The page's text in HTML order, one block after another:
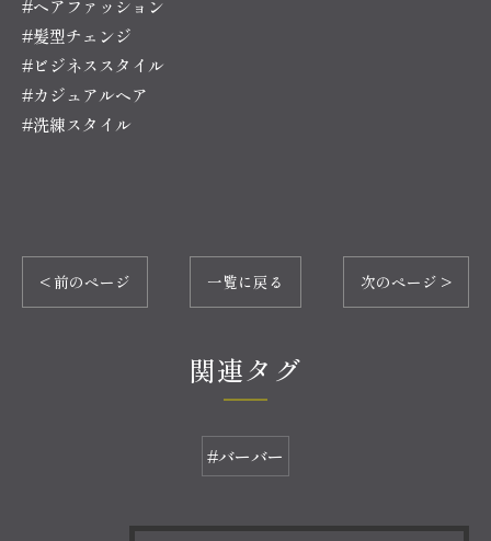
#ヘアファッション
#髪型チェンジ
#ビジネススタイル
#カジュアルヘア
#洗練スタイル
< 前のページ 一覧に戻る 次のページ >
関連タグ
#バーバー